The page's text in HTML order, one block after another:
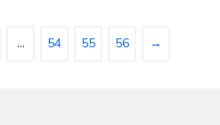
… 54 55 56 →